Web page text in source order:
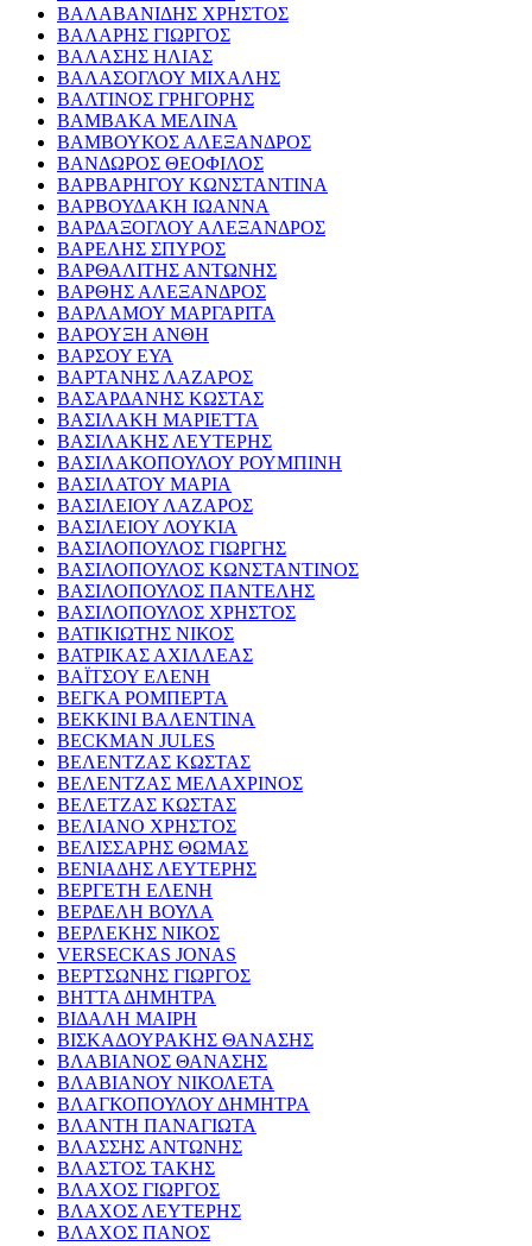
ΒΑΛΑΒΑΝΙΔΗΣ ΧΡΗΣΤΟΣ
ΒΑΛΑΡΗΣ ΓΙΩΡΓΟΣ
ΒΑΛΑΣΗΣ ΗΛΙΑΣ
ΒΑΛΑΣΟΓΛΟΥ ΜΙΧΑΛΗΣ
ΒΑΛΤΙΝΟΣ ΓΡΗΓΟΡΗΣ
ΒΑΜΒΑΚΑ ΜΕΛΙΝΑ
ΒΑΜΒΟΥΚΟΣ ΑΛΕΞΑΝΔΡΟΣ
ΒΑΝΔΩΡΟΣ ΘΕΟΦΙΛΟΣ
ΒΑΡΒΑΡΗΓΟΥ ΚΩΝΣΤΑΝΤΙΝΑ
ΒΑΡΒΟΥΔΑΚΗ ΙΩΑΝΝΑ
ΒΑΡΔΑΞΟΓΛΟΥ ΑΛΕΞΑΝΔΡΟΣ
ΒΑΡΕΛΗΣ ΣΠΥΡΟΣ
ΒΑΡΘΑΛΙΤΗΣ ΑΝΤΩΝΗΣ
ΒΑΡΘΗΣ ΑΛΕΞΑΝΔΡΟΣ
ΒΑΡΛΑΜΟΥ ΜΑΡΓΑΡΙΤΑ
ΒΑΡΟΥΞΗ ΑΝΘΗ
ΒΑΡΣΟΥ ΕΥΑ
ΒΑΡΤΑΝΗΣ ΛΑΖΑΡΟΣ
ΒΑΣΑΡΔΑΝΗΣ ΚΩΣΤΑΣ
ΒΑΣΙΛΑΚΗ ΜΑΡΙΕΤΤΑ
ΒΑΣΙΛΑΚΗΣ ΛΕΥΤΕΡΗΣ
ΒΑΣΙΛΑΚΟΠΟΥΛΟΥ ΡΟΥΜΠΙΝΗ
ΒΑΣΙΛΑΤΟΥ ΜΑΡΙΑ
ΒΑΣΙΛΕΙΟΥ ΛΑΖΑΡΟΣ
ΒΑΣΙΛΕΙΟΥ ΛΟΥΚΙΑ
ΒΑΣΙΛΟΠΟΥΛΟΣ ΓΙΩΡΓΗΣ
ΒΑΣΙΛΟΠΟΥΛΟΣ ΚΩΝΣΤΑΝΤΙΝΟΣ
ΒΑΣΙΛΟΠΟΥΛΟΣ ΠΑΝΤΕΛΗΣ
ΒΑΣΙΛΟΠΟΥΛΟΣ ΧΡΗΣΤΟΣ
ΒΑΤΙΚΙΩΤΗΣ ΝΙΚΟΣ
ΒΑΤΡΙΚΑΣ ΑΧΙΛΛΕΑΣ
ΒΑΪΤΣΟΥ ΕΛΕΝΗ
ΒΕΓΚΑ ΡΟΜΠΕΡΤΑ
ΒΕΚΚΙΝΙ ΒΑΛΕΝΤΙΝΑ
BECKMAN JULES
ΒΕΛΕΝΤΖΑΣ ΚΩΣΤΑΣ
ΒΕΛΕΝΤΖΑΣ ΜΕΛΑΧΡΙΝΟΣ
ΒΕΛΕΤΖΑΣ ΚΩΣΤΑΣ
ΒΕΛΙΑΝΟ ΧΡΗΣΤΟΣ
ΒΕΛΙΣΣΑΡΗΣ ΘΩΜΑΣ
ΒΕΝΙΑΔΗΣ ΛΕΥΤΕΡΗΣ
ΒΕΡΓΕΤΗ ΕΛΕΝΗ
ΒΕΡΔΕΛΗ ΒΟΥΛΑ
ΒΕΡΛΕΚΗΣ ΝΙΚΟΣ
VERSECKAS JONAS
ΒΕΡΤΣΩΝΗΣ ΓΙΩΡΓΟΣ
ΒΗΤΤΑ ΔΗΜΗΤΡΑ
ΒΙΔΑΛΗ ΜΑΙΡΗ
ΒΙΣΚΑΔΟΥΡΑΚΗΣ ΘΑΝΑΣΗΣ
ΒΛΑΒΙΑΝΟΣ ΘΑΝΑΣΗΣ
ΒΛΑΒΙΑΝΟΥ ΝΙΚΟΛΕΤΑ
ΒΛΑΓΚΟΠΟΥΛΟΥ ΔΗΜΗΤΡΑ
ΒΛΑΝΤΗ ΠΑΝΑΓΙΩΤΑ
ΒΛΑΣΣΗΣ ΑΝΤΩΝΗΣ
ΒΛΑΣΤΟΣ ΤΑΚΗΣ
ΒΛΑΧΟΣ ΓΙΩΡΓΟΣ
ΒΛΑΧΟΣ ΛΕΥΤΕΡΗΣ
ΒΛΑΧΟΣ ΠΑΝΟΣ